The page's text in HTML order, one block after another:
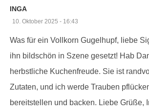
INGA
10. Oktober 2025 - 16:43
Was für ein Vollkorn Gugelhupf, liebe
ihn bildschön in Szene gesetzt! Hab
herbstliche Kuchenfreude. Sie ist
Zutaten, und ich werde Trauben
bereitstellen und backen. Liebe Grüße,